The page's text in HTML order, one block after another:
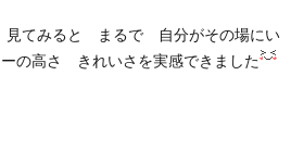
てみると まるで 自分がその場にい
の高さ きれいさを実感できました